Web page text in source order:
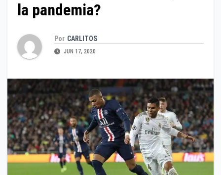
la pandemia?
Por CARLITOS
JUN 17, 2020